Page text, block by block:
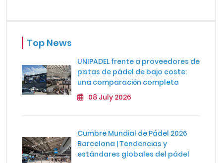
Top News
UNIPADEL frente a proveedores de
pistas de pádel de bajo coste:
una comparación completa
08 July 2026
Cumbre Mundial de Pádel 2026
Barcelona | Tendencias y
estándares globales del pádel